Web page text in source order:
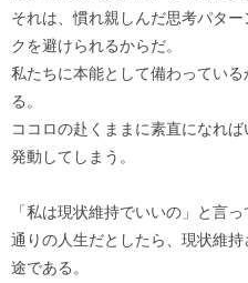
それは、慣れ親しんだ思考パタ
クを避けられるからだ。
私たちに本能として備わってい
る。
ココロの赴くままに素直になれ
発動してしまう。
「私は現状維持でいいの」と言
通りの人生だとしたら、現状維
途である。